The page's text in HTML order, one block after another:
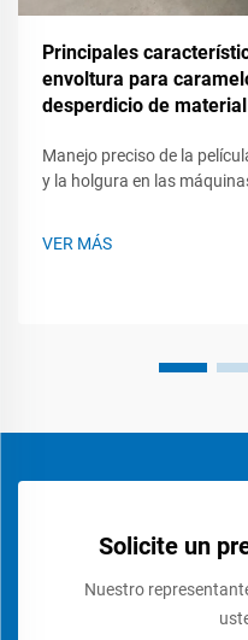
Principales
envoltura para
desperdicio de material
Manejo preciso de la
y la holgura en las
desgarros de la película.
VER MÁS
Solicite un
Nuestro